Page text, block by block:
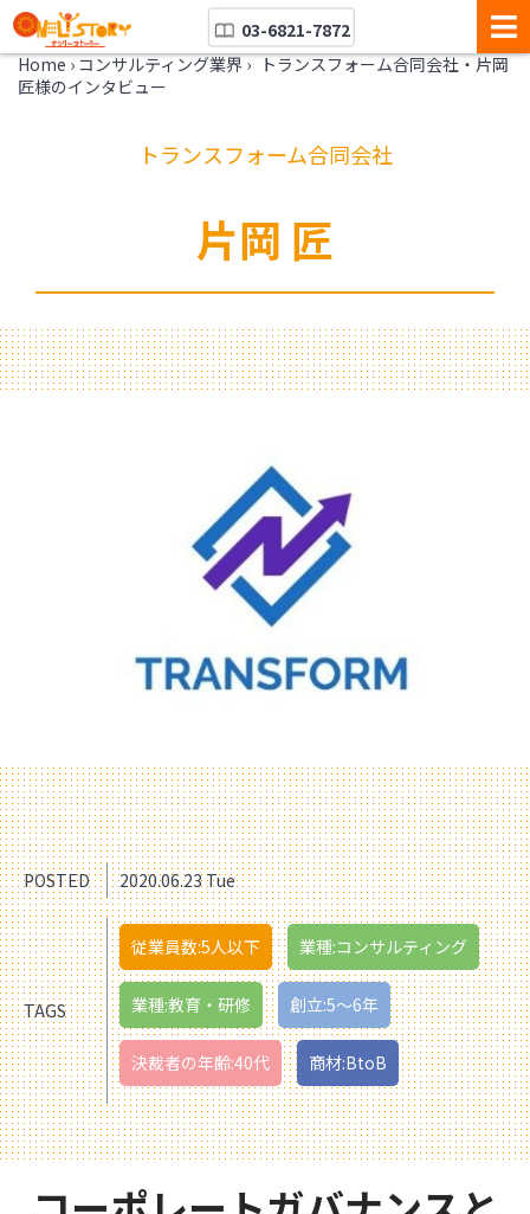
03-6821-7872
Home › コンサルティング業界 › トランスフォーム合同会社・片岡
匠様のインタビュー
トランスフォーム合同会社
片岡 匠
POSTED 2020.06.23 Tue
TAGS
従業員数:5人以下 業種:コンサルティング
業種:教育・研修 創立:5〜6年
決裁者の年齢:40代 商材:BtoB